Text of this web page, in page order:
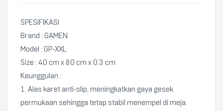
SPESIFIKASI
Brand : GAMEN
Model : GP-XXL
Size : 40 cm x 80 cm x 0.3 cm
Keunggulan :
1. Alas karet anti-slip, meningkatkan gaya gesek
permukaan sehingga tetap stabil menempel di meja.